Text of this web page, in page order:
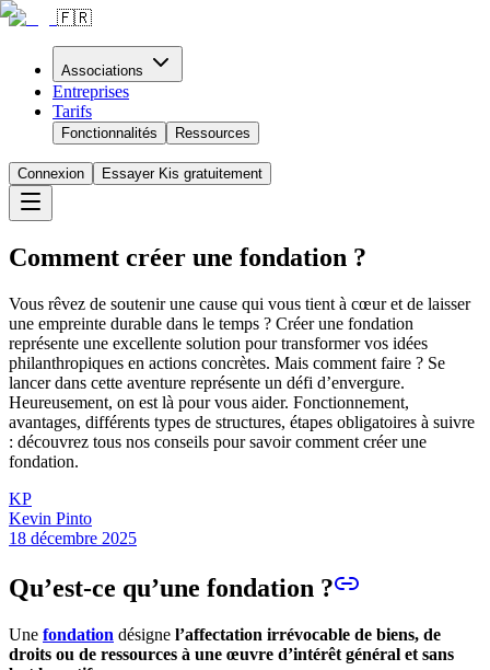
🇫🇷
Associations
Entreprises
Tarifs
Fonctionnalités Ressources
Connexion Essayer Kis gratuitement
Comment créer une fondation ?
Vous rêvez de soutenir une cause qui vous tient à cœur et de laisser
une empreinte durable dans le temps ? Créer une fondation
représente une excellente solution pour transformer vos idées
philanthropiques en actions concrètes. Mais comment faire ? Se
lancer dans cette aventure représente un défi d’envergure.
Heureusement, on est là pour vous aider. Fonctionnement,
avantages, différents types de structures, étapes obligatoires à suivre
: découvrez tous nos conseils pour savoir comment créer une
fondation.
KP
Kevin Pinto
18 décembre 2025
Qu’est-ce qu’une fondation ?
Une fondation désigne l’affectation irrévocable de biens, de
droits ou de ressources à une œuvre d’intérêt général et sans